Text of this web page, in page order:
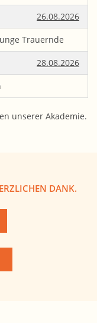
26.08.2026
Trauernde
28.08.2026
unserer Akademie.
DANK.